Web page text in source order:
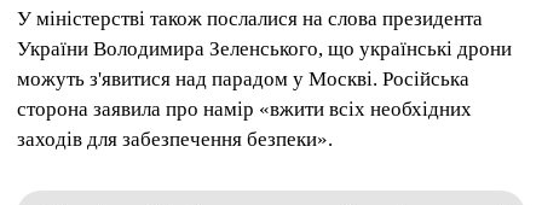
У міністерстві також послалися на слова президента
України Володимира Зеленського, що українські дрони
можуть з'явитися над парадом у Москві. Російська
сторона заявила про намір «вжити всіх необхідних
заходів для забезпечення безпеки».